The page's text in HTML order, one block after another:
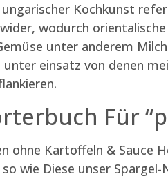
Kochkunst
wodurch
unter anderem
einsatz von denen
Für
ohne Kartoffeln & Sauce
wie Diese unser